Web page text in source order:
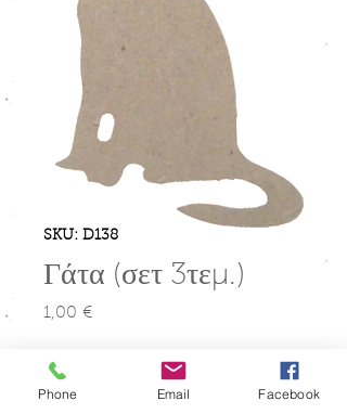
SKU: D138
Γάτα (σετ 3τεμ.)
1,00 €Τιμή
Μέγεθος
Phone Email Facebook